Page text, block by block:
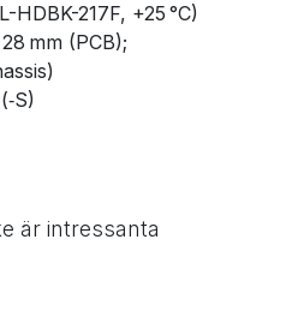
217F, +25 °C)
mm (PCB);
är intressanta